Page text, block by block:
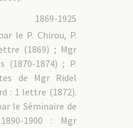
1869-1925
le P. Chirou, P.
(1869) ; Mgr
(1870-1874) ; P.
de Mgr Ridel
: 1 lettre (1872).
le Séminaire de
1900 : Mgr